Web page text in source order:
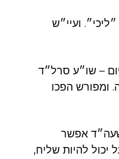
ועיי״ש
– שו״ע סרל״ד
ומפורש הפכו
אפשר
יכול להיות שליח,